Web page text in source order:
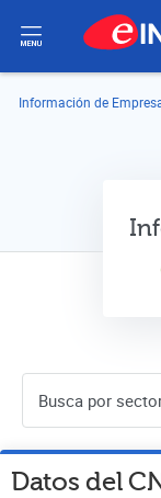
Información de
Datos del